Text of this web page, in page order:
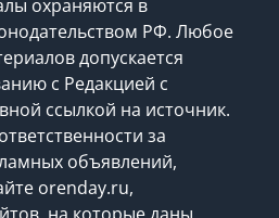
охраняются в
РФ. Любое
допускается
с Редакцией с
ссылкой на источник.
за
объявлений,
orenday.ru,